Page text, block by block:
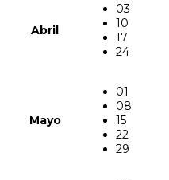
Abril
03
10
17
24
Mayo
01
08
15
22
29